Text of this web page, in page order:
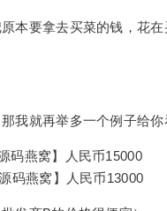
本要拿去买菜的钱，花
我就再举多一个例子给你
码燕窝】人民币15000
码燕窝】人民币13000